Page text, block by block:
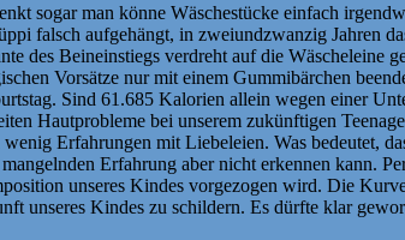
sogar man könne Wäschestücke einfach
falsch aufgehängt, in zweiundzwanzig Jahren
des Beineinstiegs verdreht auf die Wäscheleine
Vorsätze nur mit einem Gummibärchen
Sind 61.685 Kalorien allein wegen einer
Hautprobleme bei unserem zukünftigen
Erfahrungen mit Liebeleien. Was bedeutet,
Erfahrung aber nicht erkennen kann.
unseres Kindes vorgezogen wird. Die
unseres Kindes zu schildern. Es dürfte klar